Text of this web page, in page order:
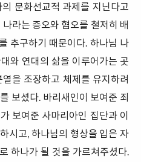
문화선교적 과제를 지닌다고
라는 증오와 혐오를 철저히 배
추구하기 때문이다. 하나님 나
와 연대의 삶을 이루어가는 곳
을 조장하고 체제를 유지하려
보셨다. 바리새인이 보여준 죄
보여준 사마리아인 집단과 이
시고, 하나님의 형상을 입은 자
하나가 될 것을 가르쳐주셨다.